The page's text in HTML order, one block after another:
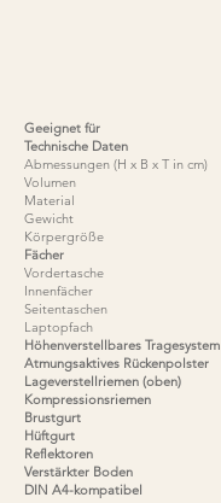
Geeignet für
Technische Daten
Abmessungen (H x B x T in cm)
Volumen
Material
Gewicht
Körpergröße
Fächer
Vordertasche
Innenfächer
Seitentaschen
Laptopfach
Höhenverstellbares Tragesystem
Atmungsaktives Rückenpolster
Lageverstellriemen (oben)
Kompressionsriemen
Brustgurt
Hüftgurt
Reflektoren
Verstärkter Boden
DIN A4-kompatibel